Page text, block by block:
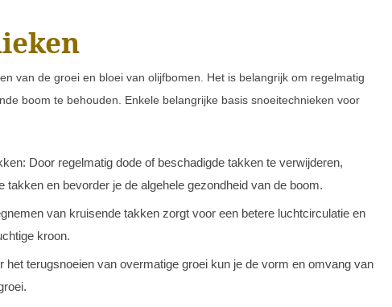
van de groei en bloei van olijfbomen. Het is belangrijk om regelmatig
boom te behouden. Enkele belangrijke basis snoeitechnieken voor
Door regelmatig dode of beschadigde takken te verwijderen,
takken en bevorder je de algehele gezondheid van de boom.
van kruisende takken zorgt voor een betere luchtcirculatie en
kroon.
het terugsnoeien van overmatige groei kun je de vorm en omvang van